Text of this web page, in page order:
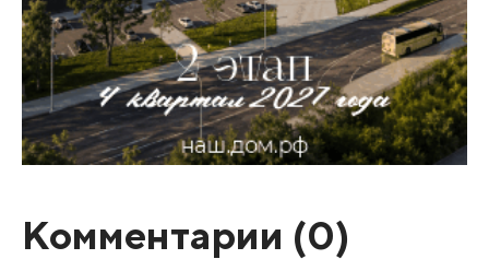
Комментарии (0)